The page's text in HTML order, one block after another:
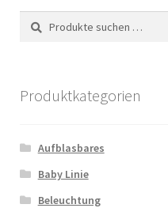
Suchen
nach:
Suchen
Produktkategorien
Aufblasbares
Baby Linie
Beleuchtung